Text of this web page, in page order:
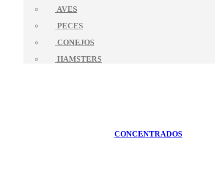
AVES
PECES
CONEJOS
HAMSTERS
CONCENTRADOS